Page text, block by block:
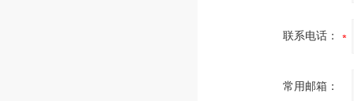
联系电话：
常用邮箱：